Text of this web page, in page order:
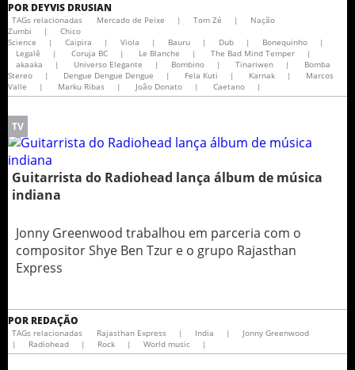
POR DEYVIS DRUSIAN
TAGs relacionadas Mercado de Peixe | Tom Zé |
Nação
Zumbi
|
Chico
Science
| Caipira | Viola | Bauru | Dub | Bonequinho
|
Legalê
| Coruja BC | Le Blanche | The Bad Mind Temper
|
akaaka
| Universo Elegante | Bombino | Tinariwen |
Bomba
Stereo
| Dengue Dengue Dengue | Fela Kuti | Karnak |
Marcos
Valle
| Marku Ribas | João Donato | Caetano |
TV
Guitarrista do Radiohead lança álbum de música
indiana
Jonny Greenwood trabalhou em parceria com o
compositor Shye Ben Tzur e o grupo Rajasthan
Express
POR REDAÇÃO
TAGs relacionadas Rajasthan Express | India |
Jonny Greenwood
|
Radiohead | Rock | World music |